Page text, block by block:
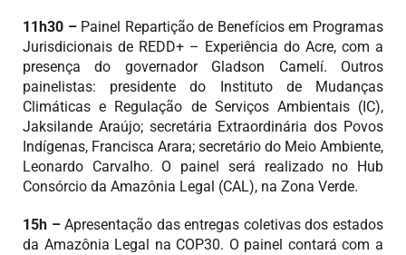
11h30 –Painel Repartição de Benefícios em Programas
Jurisdicionais de REDD+ – Experiência do Acre, com a
presença do governador Gladson Camelí. Outros
painelistas: presidente do Instituto de Mudanças
Climáticas e Regulação de Serviços Ambientais (IC),
Jaksilande Araújo; secretária Extraordinária dos Povos
Indígenas, Francisca Arara; secretário do Meio Ambiente,
Leonardo Carvalho. O painel será realizado no Hub
Consórcio da Amazônia Legal (CAL), na Zona Verde.
15h –Apresentação das entregas coletivas dos estados
da Amazônia Legal na COP30. O painel contará com a